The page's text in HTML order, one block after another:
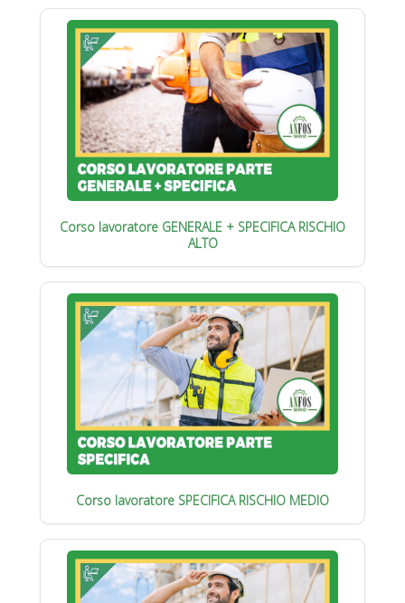
Corso lavoratore GENERALE + SPECIFICA RISCHIO
ALTO
Corso lavoratore SPECIFICA RISCHIO MEDIO